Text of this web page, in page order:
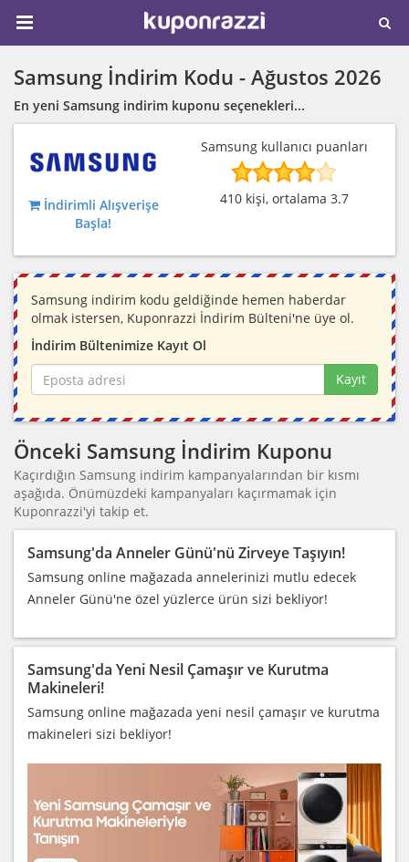
Samsung İndirim Kodu - Ağustos 2026
En yeni Samsung indirim kuponu seçenekleri...
İndirimli Alışverişe
Başla!
Samsung kullanıcı puanları
410 kişi, ortalama 3.7
Samsung indirim kodu geldiğinde hemen haberdar
olmak istersen, Kuponrazzi İndirim Bülteni'ne üye ol.
İndirim Bültenimize Kayıt Ol
Kayıt
Önceki Samsung İndirim Kuponu
Kaçırdığın Samsung indirim kampanyalarından bir kısmı
aşağıda. Önümüzdeki kampanyaları kaçırmamak için
Kuponrazzi'yi takip et.
Samsung'da Anneler Günü'nü Zirveye Taşıyın!
Samsung online mağazada annelerinizi mutlu edecek
Anneler Günü'ne özel yüzlerce ürün sizi bekliyor!
Samsung'da Yeni Nesil Çamaşır ve Kurutma
Makineleri!
Samsung online mağazada yeni nesil çamaşır ve kurutma
makineleri sizi bekliyor!